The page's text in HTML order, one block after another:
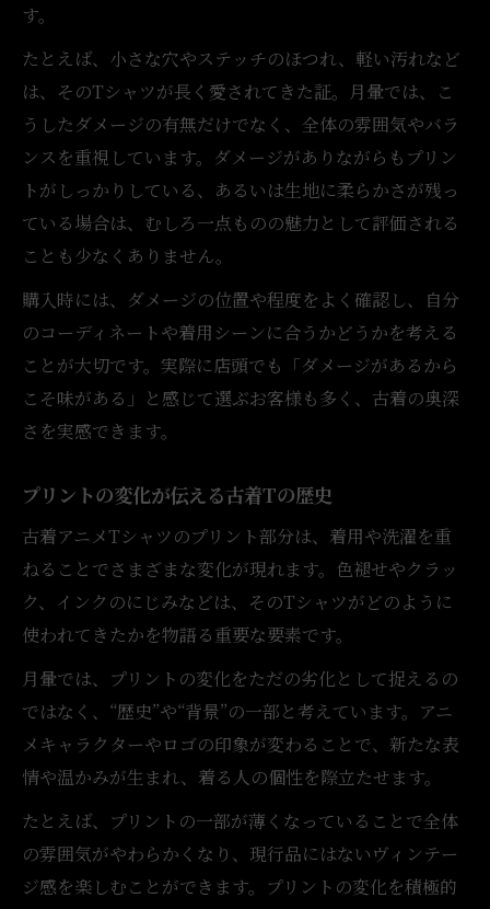
す。
たとえば、小さな穴やステッチのほつれ、軽い汚れなど
は、そのTシャツが長く愛されてきた証。月暈では、こ
うしたダメージの有無だけでなく、全体の雰囲気やバラ
ンスを重視しています。ダメージがありながらもプリン
トがしっかりしている、あるいは生地に柔らかさが残っ
ている場合は、むしろ一点ものの魅力として評価される
ことも少なくありません。
購入時には、ダメージの位置や程度をよく確認し、自分
のコーディネートや着用シーンに合うかどうかを考える
ことが大切です。実際に店頭でも「ダメージがあるから
こそ味がある」と感じて選ぶお客様も多く、古着の奥深
さを実感できます。
プリントの変化が伝える古着Tの歴史
古着アニメTシャツのプリント部分は、着用や洗濯を重
ねることでさまざまな変化が現れます。色褪せやクラッ
ク、インクのにじみなどは、そのTシャツがどのように
使われてきたかを物語る重要な要素です。
月暈では、プリントの変化をただの劣化として捉えるの
ではなく、“歴史”や“背景”の一部と考えています。アニ
メキャラクターやロゴの印象が変わることで、新たな表
情や温かみが生まれ、着る人の個性を際立たせます。
たとえば、プリントの一部が薄くなっていることで全体
の雰囲気がやわらかくなり、現行品にはないヴィンテー
ジ感を楽しむことができます。プリントの変化を積極的